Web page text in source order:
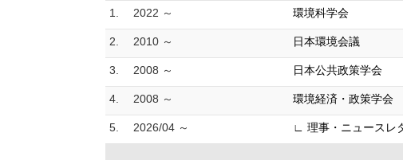
1.
2022 ～ 環境科学会
2. 2010 ～ 日本環境会議
3. 2008 ～ 日本公共政策学会
4. 2008 ～ 環境経済・政策学会
5. 2026/04 ～ ∟ 理事・ニュースレ